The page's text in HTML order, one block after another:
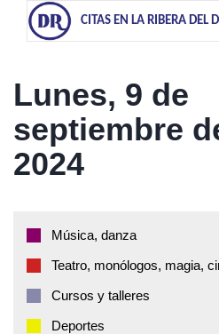
CITAS EN LA RIBERA DEL
Lunes, 9 de
septiembre
2024
Música, danza
Teatro, monólogos, magia,
Cursos y talleres
Deportes